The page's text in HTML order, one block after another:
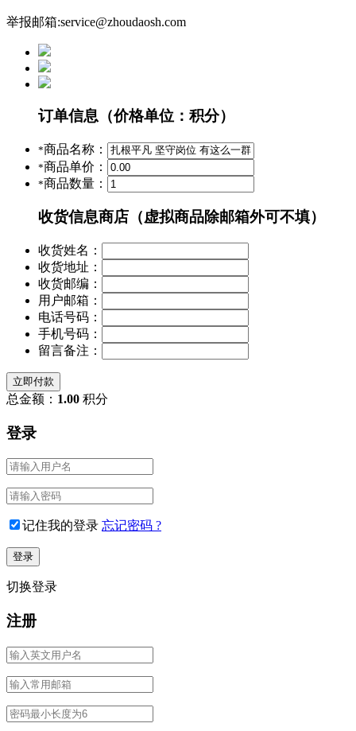
举报邮箱:service@zhoudaosh.com
订单信息 （价格单位：积分）
*商品名称：
*商品单价：
*商品数量：
收货信息商店（虚拟商品除邮箱外可不填）
收货姓名：
收货地址：
收货邮编：
用户邮箱：
电话号码：
手机号码：
留言备注：
立即付款
总金额： 1.00 积分
登录
记住我的登录 忘记密码 ?
切换登录
注册